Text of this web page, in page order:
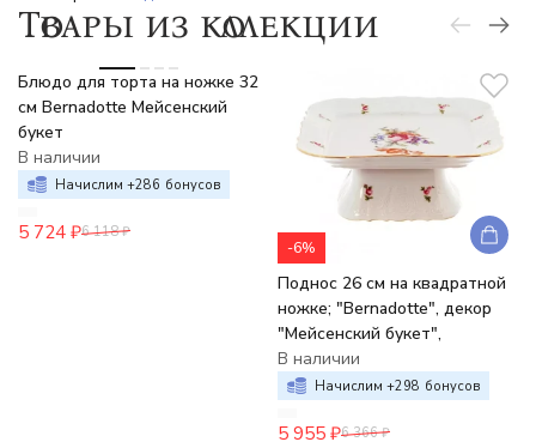
Товары из коллекции
Блюдо для торта на ножке 32
см Bernadotte Мейсенский
букет
В наличии
Начислим +286 бонусов
5 724 ₽6 118 ₽
-6%
Поднос 26 см на квадратной
ножке; "Bernadotte", декор
"Мейсенский букет",
В наличии
Начислим +298 бонусов
5 955 ₽6 366 ₽